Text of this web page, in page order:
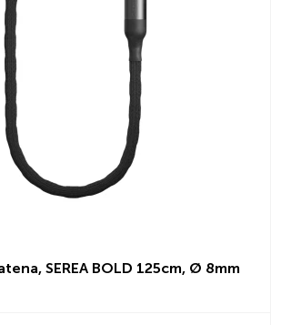
SEREA BOLD 125cm, Ø 8mm